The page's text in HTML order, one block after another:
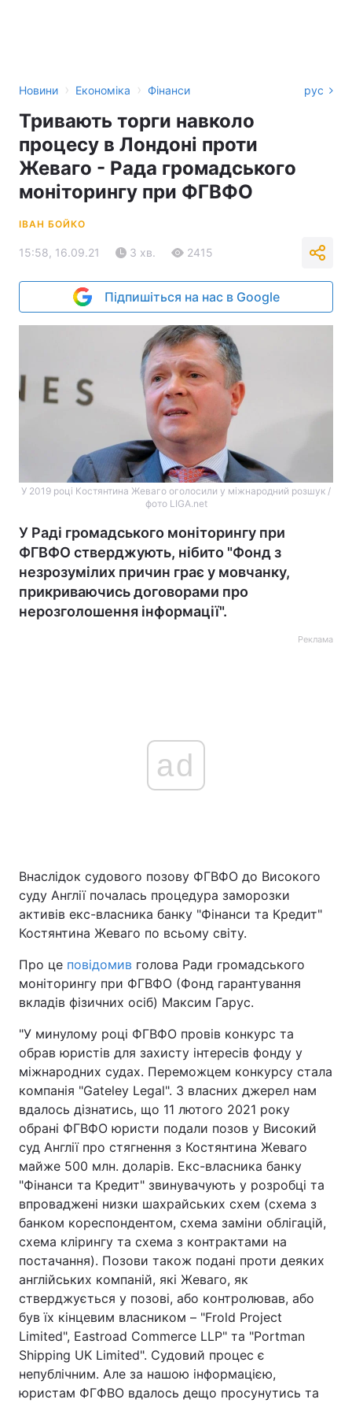
Новини › Економіка › Фінанси рус
Тривають торги навколо
процесу в Лондоні проти
Жеваго - Рада громадського
моніторингу при ФГВФО
ІВАН БОЙКО
15:58, 16.09.21 3 хв. 2415
Підпишіться на нас в Google
У 2019 році Костянтина Жеваго оголосили у міжнародний розшук /
фото LIGA.net
У Раді громадського моніторингу при
ФГВФО стверджують, нібито "Фонд з
незрозумілих причин грає у мовчанку,
прикриваючись договорами про
нерозголошення інформації".
Реклама
ad
Внаслідок судового позову ФГВФО до Високого
суду Англії почалась процедура заморозки
активів екс-власника банку "Фінанси та Кредит"
Костянтина Жеваго по всьому світу.
Про це повідомив голова Ради громадського
моніторингу при ФГВФО (Фонд гарантування
вкладів фізичних осіб) Максим Гарус.
"У минулому році ФГВФО провів конкурс та
обрав юристів для захисту інтересів фонду у
міжнародних судах. Переможцем конкурсу стала
компанія "Gateley Legal". З власних джерел нам
вдалось дізнатись, що 11 лютого 2021 року
обрані ФГВФО юристи подали позов у Високий
суд Англії про стягнення з Костянтина Жеваго
майже 500 млн. доларів. Екс-власника банку
"Фінанси та Кредит" звинувачують у розробці та
впроваджені низки шахрайських схем (схема з
банком кореспондентом, схема заміни облігацій,
схема клірингу та схема з контрактами на
постачання). Позови також подані проти деяких
англійських компаній, які Жеваго, як
стверджується у позові, або контролював, або
був їх кінцевим власником – "Frold Project
Limited", Eastroad Commerce LLP" та "Portman
Shipping UK Limited". Судовий процес є
непублічним. Але за нашою інформацією,
юристам ФГФВО вдалось дещо просунутись та